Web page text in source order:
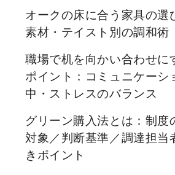
オークの床に合う家具の選
素材・テイスト別の調和術
職場で机を向かい合わせに
ポイント：コミュニケーシ
中・ストレスのバランス
グリーン購入法とは：制度
対象／判断基準／調達担当
きポイント